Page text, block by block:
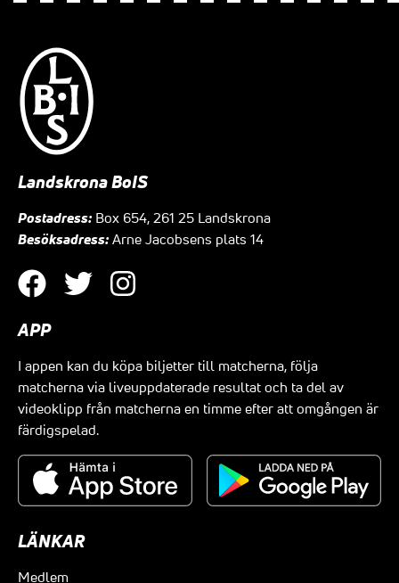
Landskrona BoIS
Postadress: Box 654, 261 25 Landskrona
Besöksadress: Arne Jacobsens plats 14
APP
I appen kan du köpa biljetter till matcherna, följa
matcherna via liveuppdaterade resultat och ta del av
videoklipp från matcherna en timme efter att omgången är
färdigspelad.
LÄNKAR
Medlem